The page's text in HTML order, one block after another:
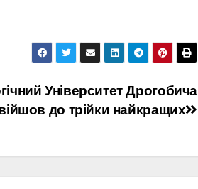
Університет Дрогобича
до трійки найкращих